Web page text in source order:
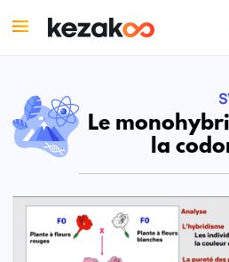
Le
la